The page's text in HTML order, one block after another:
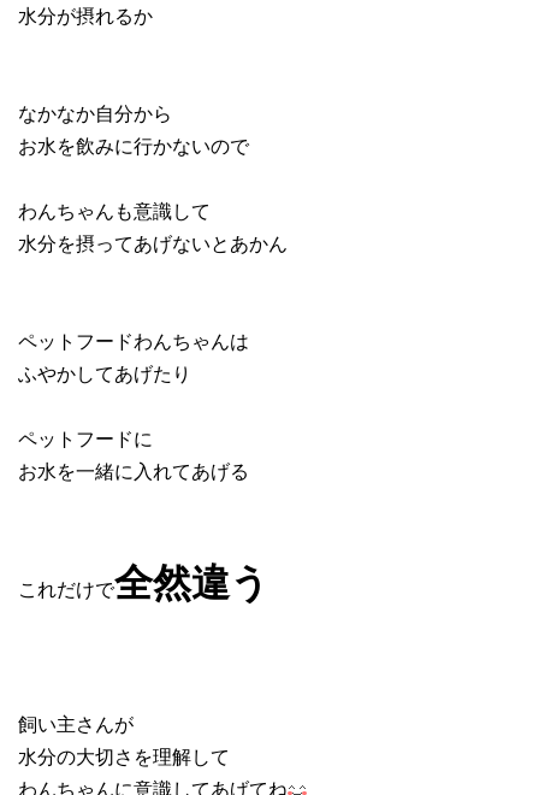
水分が摂れるか
なかなか自分から
お水を飲みに行かないので
わんちゃんも意識して
水分を摂ってあげないとあかん
ペットフードわんちゃんは
ふやかしてあげたり
ペットフードに
お水を一緒に入れてあげる
これだけで全然違う
飼い主さんが
水分の大切さを理解して
わんちゃんに意識してあげてね